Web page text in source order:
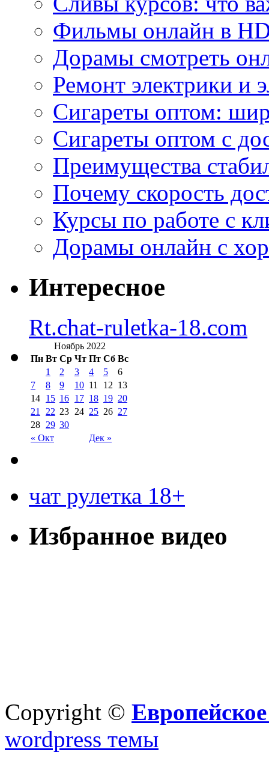
Фильмы онлайн в
Дорамы смотреть
Ремонт электрики и
Сигареты оптом:
Сигареты оптом с
Преимущества
Почему скорость
Курсы по работе с
Дорамы онлайн с
Интересное
Rt.chat-ruletka-18.com
Ноябрь 2022
Пн Вт Ср Чт Пт Сб Вс
« Окт Дек »
1 2 3 4 5
6
7
8 9 10 11 12 13
14 15 16 17 18 19 20
21
22 23 24 25 26 27
28 29 30
чат рулетка 18+
Избранное видео
Copyright ©
wordpress темы